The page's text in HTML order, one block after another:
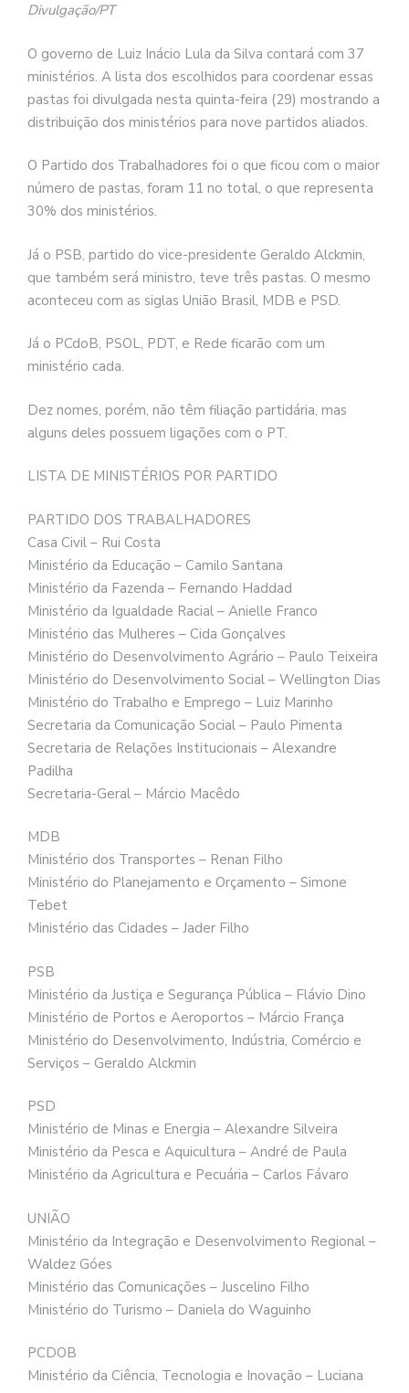
Divulgação/PT
O governo de Luiz Inácio Lula da Silva contará com 37
ministérios. A lista dos escolhidos para coordenar essas
pastas foi divulgada nesta quinta-feira (29) mostrando a
distribuição dos ministérios para nove partidos aliados.
O Partido dos Trabalhadores foi o que ficou com o maior
número de pastas, foram 11 no total, o que representa
30% dos ministérios.
Já o PSB, partido do vice-presidente Geraldo Alckmin,
que também será ministro, teve três pastas. O mesmo
aconteceu com as siglas União Brasil, MDB e PSD.
Já o PCdoB, PSOL, PDT, e Rede ficarão com um
ministério cada.
Dez nomes, porém, não têm filiação partidária, mas
alguns deles possuem ligações com o PT.
LISTA DE MINISTÉRIOS POR PARTIDO
PARTIDO DOS TRABALHADORES
Casa Civil – Rui Costa
Ministério da Educação – Camilo Santana
Ministério da Fazenda – Fernando Haddad
Ministério da Igualdade Racial – Anielle Franco
Ministério das Mulheres – Cida Gonçalves
Ministério do Desenvolvimento Agrário – Paulo Teixeira
Ministério do Desenvolvimento Social – Wellington Dias
Ministério do Trabalho e Emprego – Luiz Marinho
Secretaria da Comunicação Social – Paulo Pimenta
Secretaria de Relações Institucionais – Alexandre
Padilha
Secretaria-Geral – Márcio Macêdo
MDB
Ministério dos Transportes – Renan Filho
Ministério do Planejamento e Orçamento – Simone
Tebet
Ministério das Cidades – Jader Filho
PSB
Ministério da Justiça e Segurança Pública – Flávio Dino
Ministério de Portos e Aeroportos – Márcio França
Ministério do Desenvolvimento, Indústria, Comércio e
Serviços – Geraldo Alckmin
PSD
Ministério de Minas e Energia – Alexandre Silveira
Ministério da Pesca e Aquicultura – André de Paula
Ministério da Agricultura e Pecuária – Carlos Fávaro
UNIÃO
Ministério da Integração e Desenvolvimento Regional –
Waldez Góes
Ministério das Comunicações – Juscelino Filho
Ministério do Turismo – Daniela do Waguinho
PCDOB
Ministério da Ciência, Tecnologia e Inovação – Luciana